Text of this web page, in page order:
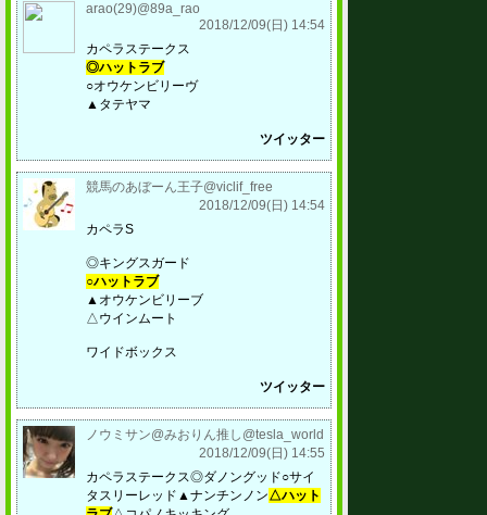
arao(29)@89a_rao
2018/12/09(日) 14:54
カペラステークス
◎ハットラブ
○オウケンビリーヴ
▲タテヤマ
ツイッター
競馬のあぼーん王子@viclif_free
2018/12/09(日) 14:54
カペラS
◎キングスガード
○ハットラブ
▲オウケンビリーブ
△ウインムート
ワイドボックス
ツイッター
ノウミサン@みおりん推し@tesla_world
2018/12/09(日) 14:55
カペラステークス◎ダノングッド○サイ
タスリーレッド▲ナンチンノン△ハット